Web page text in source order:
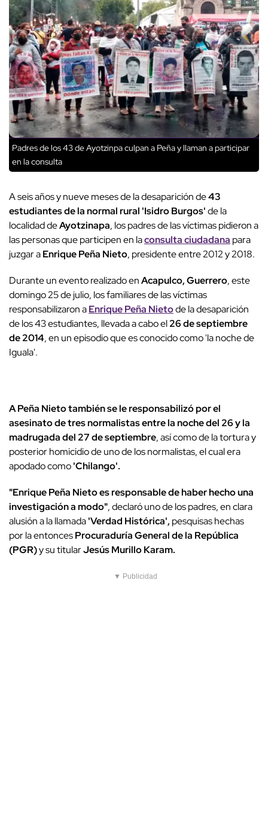
Padres de los 43 de Ayotzinpa culpan a Peña y llaman a participar
en la consulta
A seis años y nueve meses de la desaparición de43
estudiantes de la normal rural 'Isidro Burgos'de la
localidad deAyotzinapa, los padres de las víctimas pidieron a
las personas que participen en laconsulta ciudadana para
juzgar aEnrique Peña Nieto, presidente entre 2012 y 2018.
Durante un evento realizado enAcapulco, Guerrero, este
domingo 25 de julio, los familiares de las víctimas
responsabilizaron aEnrique Peña Nietode la desaparición
de los 43 estudiantes, llevada a cabo el26 de septiembre
de 2014, en un episodio que es conocido como 'la noche de
Iguala'.
A Peña Nieto también se le responsabilizó por el
asesinato de tres normalistas entre la noche del 26 y la
madrugada del 27 de septiembre, así como de la tortura y
posterior homicidio de uno de los normalistas, el cual era
apodado como'Chilango'.
"Enrique Peña Nieto es responsable de haber hecho una
investigación a modo", declaró uno de los padres, en clara
alusión a la llamada'Verdad Histórica', pesquisas hechas
por la entoncesProcuraduría General de la República
(PGR)y su titularJesús Murillo Karam.
▼ Publicidad